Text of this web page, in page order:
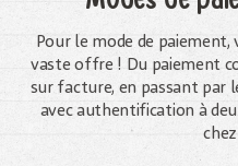
Pour le mode de
vaste offre ! Du paiement
sur facture, en passant par
avec authentification à